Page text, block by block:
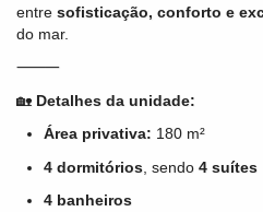
entre sofisticação, conforto e
do mar.
⸻
🏡 Detalhes da unidade:
Área privativa: 180 m²
4 dormitórios , sendo 4 suítes
4 banheiros